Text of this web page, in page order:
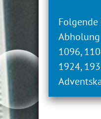
Abholung
1096,
1924,
Kontakt:
Tel.:
Fax:
E-